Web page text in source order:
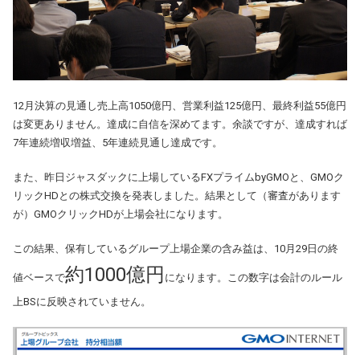
12月決算の見通し売上高1050億円、営業利益125億円、最終利益55億円
は変更ありません。達成に自信を深めてます。余談ですが、達成すれば
7年連続増収増益、5年連続見通し達成です。
また、昨日ジャスダックに上場しているFXプライムbyGMOと、GMOク
リックHDとの株式交換を発表しました。結果として（審査があります
が）GMOクリックHDが上場会社になります。
この結果、保有しているグループ上場企業の含み益は、10月29日の終
値ベースで約1000億円 になります。この数字は会計のルール
上BSに反映されていません。